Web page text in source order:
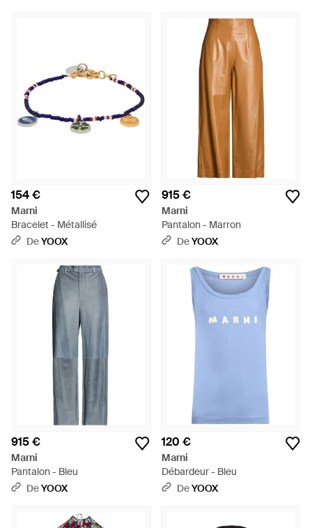
154 €
Marni
Bracelet - Métallisé
DeYOOX
915 €
Marni
Pantalon - Marron
DeYOOX
915 €
Marni
Pantalon - Bleu
DeYOOX
120 €
Marni
Débardeur - Bleu
DeYOOX